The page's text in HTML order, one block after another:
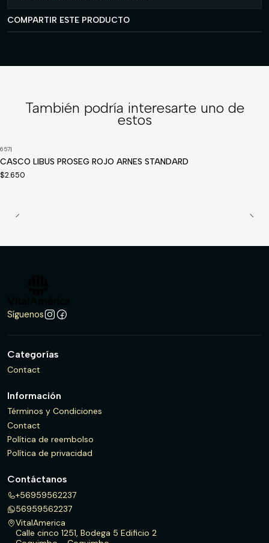
COMPARTIR ESTE PRODUCTO
También podría interesarte uno de
estos
657|
CASCO LIBUS PROSEG ROJO ARNES STANDARD
$2.650
Síguenos
Categorías
Contact
Información
Términos y Condiciones
Contact
Política de reembolso
Política de privacidad
Contáctanos
+56959562237
56959562237
VitalAmerica
Calle cinco 1251, Bodega 5 Edificio 2